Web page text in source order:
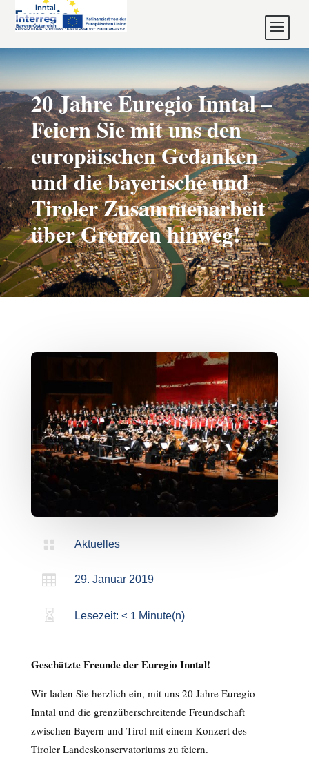
20 Jahre Euregio Inntal –
Feiern Sie mit uns den
europäischen Gedanken
und die bayerische und
Tiroler Zusammenarbeit
über Grenzen hinweg!
 Aktuelles
 29. Januar 2019
 Lesezeit: < 1 Minute(n)
Geschätzte Freunde der Euregio Inntal!
Wir laden Sie herzlich ein, mit uns 20 Jahre Euregio
Inntal und die grenzüberschreitende Freundschaft
zwischen Bayern und Tirol mit einem Konzert des
Tiroler Landeskonservatoriums zu feiern.